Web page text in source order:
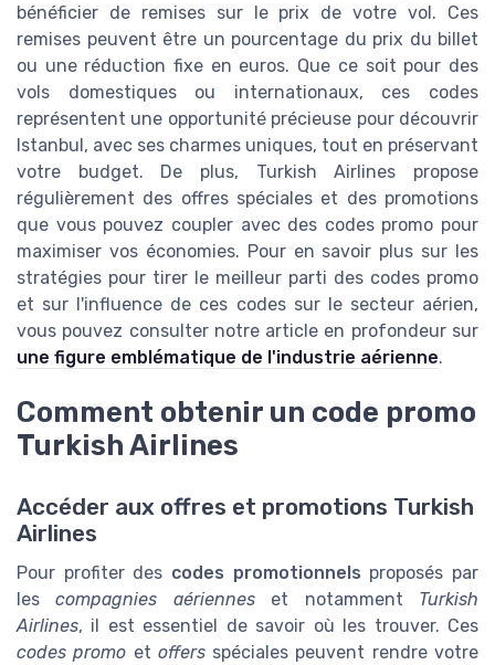
bénéficier de remises sur le prix de votre vol. Ces
remises peuvent être un pourcentage du prix du billet
ou une réduction fixe en euros. Que ce soit pour des
vols domestiques ou internationaux, ces codes
représentent une opportunité précieuse pour découvrir
Istanbul, avec ses charmes uniques, tout en préservant
votre budget. De plus, Turkish Airlines propose
régulièrement des offres spéciales et des promotions
que vous pouvez coupler avec des codes promo pour
maximiser vos économies. Pour en savoir plus sur les
stratégies pour tirer le meilleur parti des codes promo
et sur l'influence de ces codes sur le secteur aérien,
vous pouvez consulter notre article en profondeur sur
une figure emblématique de l'industrie aérienne.
Comment obtenir un code promo
Turkish Airlines
Accéder aux offres et promotions Turkish
Airlines
Pour profiter des codes promotionnels proposés par
lescompagnies aérienneset notamment Turkish
Airlines, il est essentiel de savoir où les trouver. Ces
codes promo et offersspéciales peuvent rendre votre